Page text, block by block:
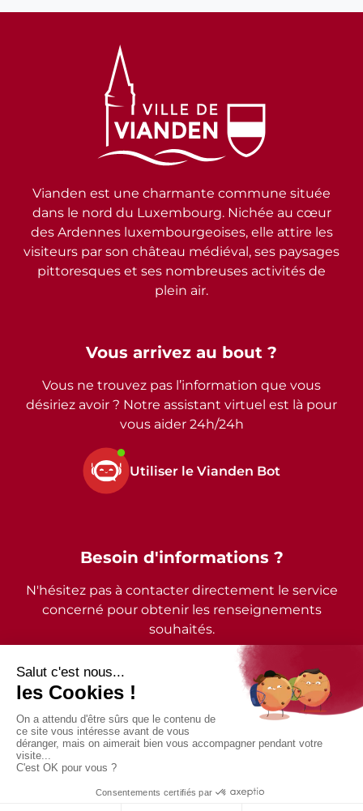
Vous arrivez au bout ?
Vous ne trouvez pas l’information que vous
désiriez avoir ? Notre assistant virtuel est là pour
vous aider 24h/24h
Utiliser le Vianden Bot
Vianden est une charmante commune située
dans le nord du Luxembourg. Nichée au cœur
des Ardennes luxembourgeoises, elle attire les
visiteurs par son château médiéval, ses paysages
pittoresques et ses nombreuses activités de
plein air.
Besoin d'informations ?
N'hésitez pas à contacter directement le service
concerné pour obtenir les renseignements
souhaités.
2026 - © Commune de Vianden - Tous droits réservés
Politique de confidentialité